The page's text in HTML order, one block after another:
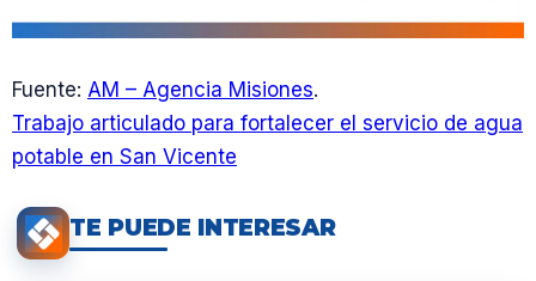
Fuente: AM – Agencia Misiones.
Trabajo articulado para fortalecer el servicio de agua
potable en San Vicente
TE PUEDE INTERESAR